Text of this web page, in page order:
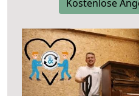
Kostenlose